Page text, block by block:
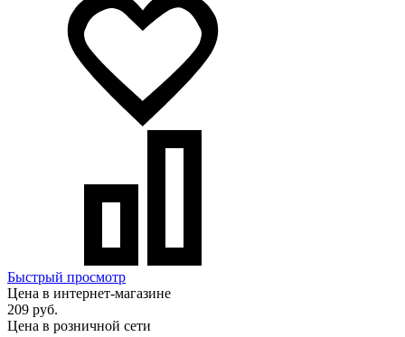
Быстрый просмотр
Цена в интернет-магазине
209 руб.
Цена в розничной сети